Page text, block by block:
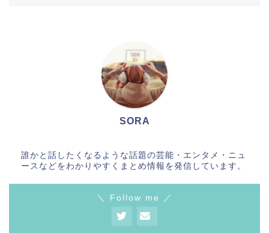
SORA
誰かと話したくなるような話題の芸能・エンタメ・ニュ
ースなどをわかりやすくまとめ情報を発信しています。
＼ Follow me ／